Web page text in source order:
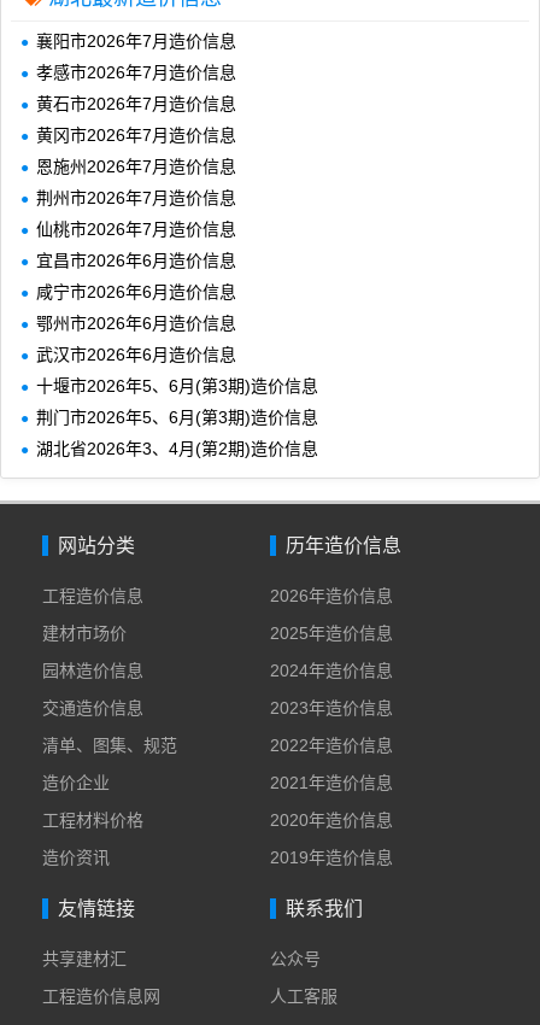
襄阳市2026年7月造价信息
孝感市2026年7月造价信息
黄石市2026年7月造价信息
黄冈市2026年7月造价信息
恩施州2026年7月造价信息
荆州市2026年7月造价信息
仙桃市2026年7月造价信息
宜昌市2026年6月造价信息
咸宁市2026年6月造价信息
鄂州市2026年6月造价信息
武汉市2026年6月造价信息
十堰市2026年5、6月(第3期)造价信息
荆门市2026年5、6月(第3期)造价信息
湖北省2026年3、4月(第2期)造价信息
网站分类
工程造价信息
建材市场价
园林造价信息
交通造价信息
清单、图集、规范
造价企业
工程材料价格
造价资讯
历年造价信息
2026年造价信息
2025年造价信息
2024年造价信息
2023年造价信息
2022年造价信息
2021年造价信息
2020年造价信息
2019年造价信息
友情链接
共享建材汇
工程造价信息网
联系我们
公众号
人工客服